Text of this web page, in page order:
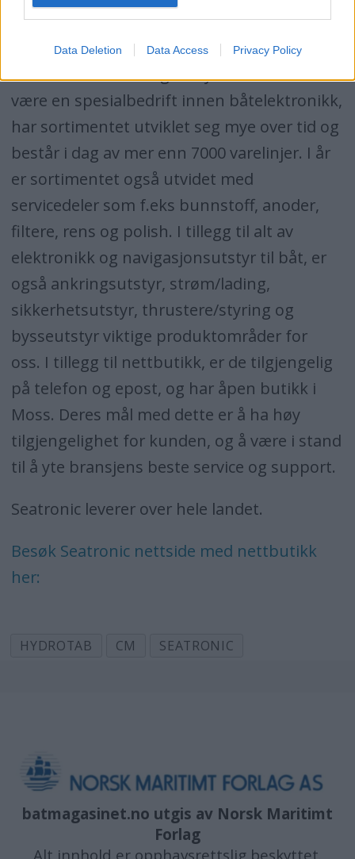
Data Deletion Data Access Privacy Policy
Seatronic har drevet med båtutstyr siden
1982, og de er i dag et ressurssenter for alle
som skal forbedre og utstyre båten. Fra å
være en spesialbedrift innen båtelektronikk,
har sortimentet utviklet seg mye over tid og
består i dag av mer enn 7000 varelinjer. I år
er sortimentet også utvidet med
servicedeler som f.eks bunnstoff, anoder,
filtere, rens og polish. I tillegg til alt av
elektronikk og navigasjonsutstyr til båt, er
også ankringsutstyr, strøm/lading,
sikkerhetsutstyr, thrustere/styring og
bysseutstyr viktige produktområder for
oss. I tillegg til nettbutikk, er de tilgjengelig
på telefon og epost, og har åpen butikk i
Moss. Deres mål med dette er å ha høy
tilgjengelighet for kunden, og å være i stand
til å yte bransjens beste service og support.
Seatronic leverer over hele landet.
Besøk Seatronic nettside med nettbutikk
her:
HYDROTAB CM SEATRONIC
batmagasinet.no utgis av Norsk Maritimt
Forlag
Alt innhold er opphavsrettslig beskyttet.